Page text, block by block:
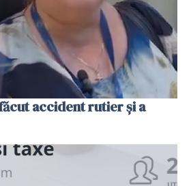
accident rutier și a